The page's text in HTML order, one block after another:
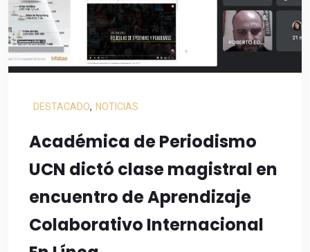
DESTACADO, NOTICIAS
Académica de Periodismo
UCN dictó clase magistral en
encuentro de Aprendizaje
Colaborativo Internacional